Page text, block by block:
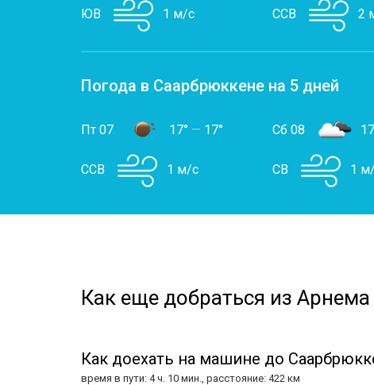
ЮВ 1 м/с ССВ 2
Погода в Саарбрюккене на 5 дней
Пт 07 17° — 17°
ССВ 1 м/с
Сб 08
СВ 1
Как еще добраться из
Как доехать на машине до
время в пути: 4 ч. 10 мин., расстояние: 422 км